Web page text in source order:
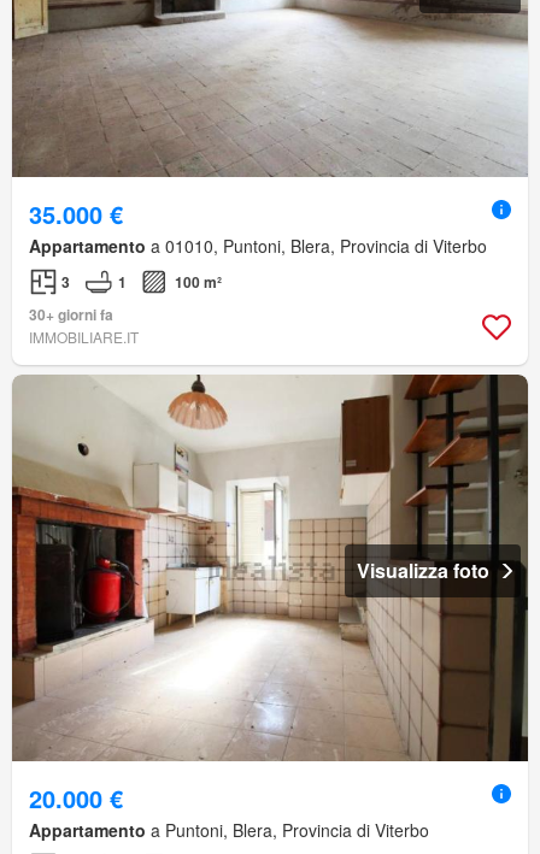
35.000 €
Appartamento a 01010, Puntoni, Blera, Provincia di Viterbo
3 1
100 m²
30+ giorni fa
IMMOBILIARE.IT
Visualizza foto
20.000 €
Appartamento a Puntoni, Blera, Provincia di Viterbo